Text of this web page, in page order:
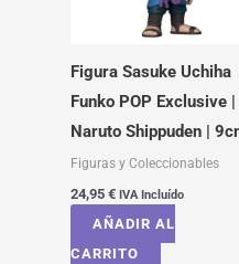
Figura Sasuke Uchiha
Funko POP Exclusive |
Naruto Shippuden |
Figuras y Coleccionables
24,95 € IVA Incluído
AÑADIR AL
CARRITO